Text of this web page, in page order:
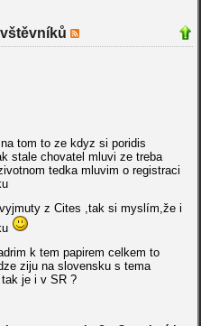
tom to ze kdyz si poridis
stale chovatel mluvi ze treba
tedka mluvim o registraci
z Cites ,tak si myslím,že i
k tem papirem celkem to
ziju na slovensku s tema
je i v SR ?